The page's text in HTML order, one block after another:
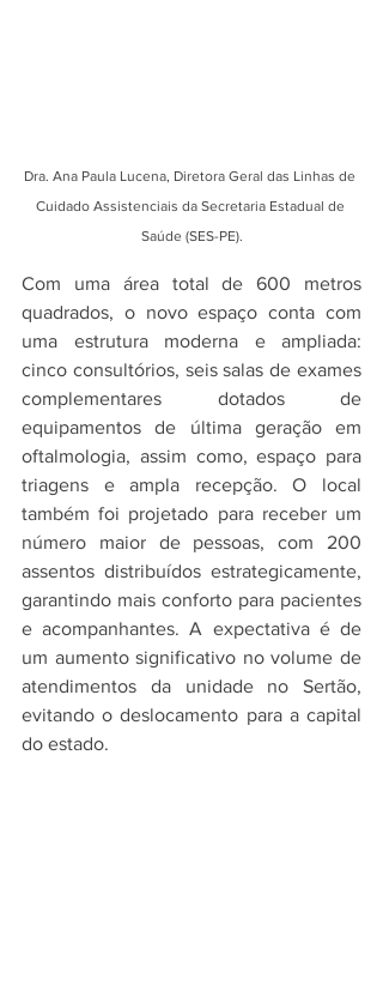
Dra. Ana Paula Lucena, Diretora Geral das Linhas de
Cuidado Assistenciais da Secretaria Estadual de
Saúde (SES-PE).
Com uma área total de 600 metros
quadrados, o novo espaço conta com
uma estrutura moderna e ampliada:
cinco consultórios, seis salas de exames
complementares dotados de
equipamentos de última geração em
oftalmologia, assim como, espaço para
triagens e ampla recepção. O local
também foi projetado para receber um
número maior de pessoas, com 200
assentos distribuídos estrategicamente,
garantindo mais conforto para pacientes
e acompanhantes. A expectativa é de
um aumento significativo no volume de
atendimentos da unidade no Sertão,
evitando o deslocamento para a capital
do estado.